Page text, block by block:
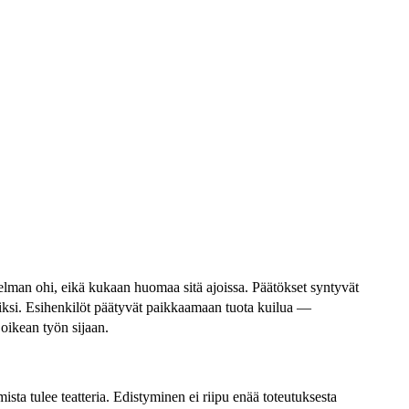
ohi, eikä kukaan huomaa sitä ajoissa. Päätökset syntyvät
Esihenkilöt päätyvät paikkaamaan tuota kuilua —
työn sijaan.
tulee teatteria. Edistyminen ei riipu enää toteutuksesta